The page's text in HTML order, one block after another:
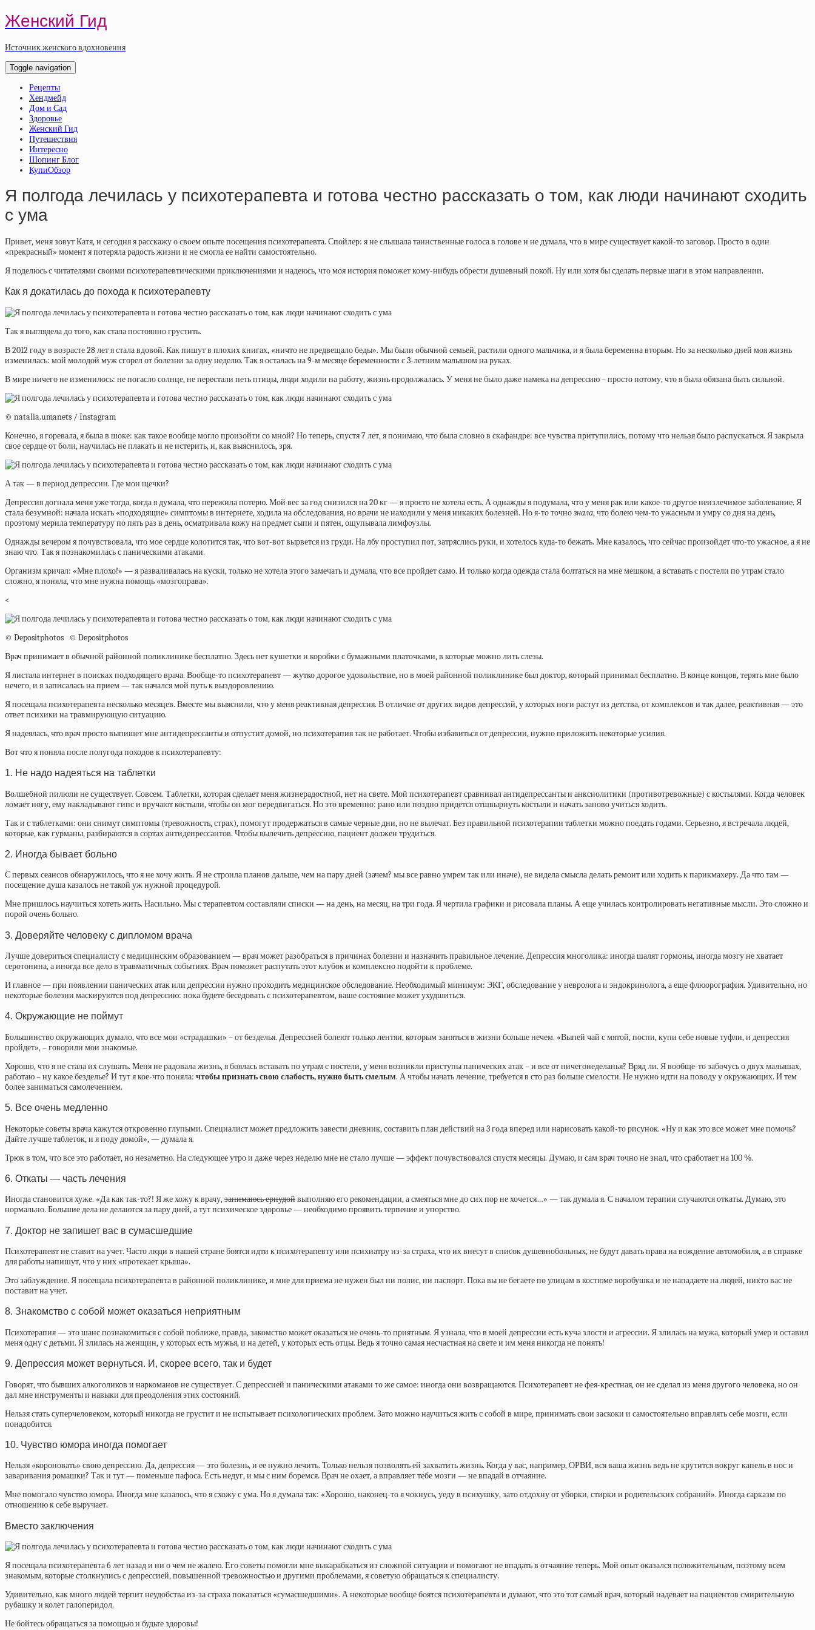
Женский Гид
Источник женского вдохновения
Toggle navigation
Рецепты
Хендмейд
Дом и Сад
Здоровье
Женский Гид
Путешествия
Интересно
Шопинг Блог
КупиОбзор
Я полгода лечилась у психотерапевта и готова честно рассказать о том, как люди начинают сходить
с ума
Привет, меня зовут Катя, и сегодня я расскажу о своем опыте посещения психотерапевта. Спойлер: я не слышала таинственные голоса в голове и не думала, что в мире существует какой-то заговор. Просто в один
«прекрасный» момент я потеряла радость жизни и не смогла ее найти самостоятельно.
Я поделюсь с читателями своими психотерапевтическими приключениями и надеюсь, что моя история поможет кому-нибудь обрести душевный покой. Ну или хотя бы сделать первые шаги в этом направлении.
Как я докатилась до похода к психотерапевту
Так я выглядела до того, как стала постоянно грустить.
В 2012 году в возрасте 28 лет я стала вдовой. Как пишут в плохих книгах, «ничто не предвещало беды». Мы были обычной семьей, растили одного мальчика, и я была беременна вторым. Но за несколько дней моя жизнь
изменилась: мой молодой муж сгорел от болезни за одну неделю. Так я осталась на 9-м месяце беременности с 3-летним малышом на руках.
В мире ничего не изменилось: не погасло солнце, не перестали петь птицы, люди ходили на работу, жизнь продолжалась. У меня не было даже намека на депрессию – просто потому, что я была обязана быть сильной.
© natalia.umanets / Instagram
Конечно, я горевала, я была в шоке: как такое вообще могло произойти со мной? Но теперь, спустя 7 лет, я понимаю, что была словно в скафандре: все чувства притупились, потому что нельзя было распускаться. Я закрыла
свое сердце от боли, научилась не плакать и не истерить, и, как выяснилось, зря.
А так — в период депрессии. Где мои щечки?
Депрессия догнала меня уже тогда, когда я думала, что пережила потерю. Мой вес за год снизился на 20 кг — я просто не хотела есть. А однажды я подумала, что у меня рак или какое-то другое неизлечимое заболевание. Я
стала безумной: начала искать «подходящие» симптомы в интернете, ходила на обследования, но врачи не находили у меня никаких болезней. Но я-то точнознала, что болею чем-то ужасным и умру со дня на день,
проэтому мерила температуру по пять раз в день, осматривала кожу на предмет сыпи и пятен, ощупывала лимфоузлы.
Однажды вечером я почувствовала, что мое сердце колотится так, что вот-вот вырвется из груди. На лбу проступил пот, затряслись руки, и хотелось куда-то бежать. Мне казалось, что сейчас произойдет что-то ужасное, а я не
знаю что. Так я познакомилась с паническими атаками.
Организм кричал: «Мне плохо!» — я разваливалась на куски, только не хотела этого замечать и думала, что все пройдет само. И только когда одежда стала болтаться на мне мешком, а вставать с постели по утрам стало
сложно, я поняла, что мне нужна помощь «мозгоправа».
<
© Depositphotos © Depositphotos
Врач принимает в обычной районной поликлинике бесплатно. Здесь нет кушетки и коробки с бумажными платочками, в которые можно лить слезы.
Я листала интернет в поисках подходящего врача. Вообще-то психотерапевт — жутко дорогое удовольствие, но в моей районной поликлинике был доктор, который принимал бесплатно. В конце концов, терять мне было
нечего, и я записалась на прием — так начался мой путь к выздоровлению.
Я посещала психотерапевта несколько месяцев. Вместе мы выяснили, что у меня реактивная депрессия. В отличие от других видов депрессий, у которых ноги растут из детства, от комплексов и так далее, реактивная — это
ответ психики на травмирующую ситуацию.
Я надеялась, что врач просто выпишет мне антидепрессанты и отпустит домой, но психотерапия так не работает. Чтобы избавиться от депрессии, нужно приложить некоторые усилия.
Вот что я поняла после полугода походов к психотерапевту:
1. Не надо надеяться на таблетки
Волшебной пилюли не существует. Совсем. Таблетки, которая сделает меня жизнерадостной, нет на свете. Мой психотерапевт сравнивал антидепрессанты и анксиолитики (противотревожные) с костылями. Когда человек
ломает ногу, ему накладывают гипс и вручают костыли, чтобы он мог передвигаться. Но это временно: рано или поздно придется отшвырнуть костыли и начать заново учиться ходить.
Так и с таблетками: они снимут симптомы (тревожность, страх), помогут продержаться в самые черные дни, но не вылечат. Без правильной психотерапии таблетки можно поедать годами. Серьезно, я встречала людей,
которые, как гурманы, разбираются в сортах антидепрессантов. Чтобы вылечить депрессию, пациент должен трудиться.
2. Иногда бывает больно
С первых сеансов обнаружилось, что я не хочу жить. Я не строила планов дальше, чем на пару дней (зачем? мы все равно умрем так или иначе), не видела смысла делать ремонт или ходить к парикмахеру. Да что там —
посещение душа казалось не такой уж нужной процедурой.
Мне пришлось научиться хотеть жить. Насильно. Мы с терапевтом составляли списки — на день, на месяц, на три года. Я чертила графики и рисовала планы. А еще училась контролировать негативные мысли. Это сложно и
порой очень больно.
3. Доверяйте человеку с дипломом врача
Лучше довериться специалисту с медицинским образованием — врач может разобраться в причинах болезни и назначить правильное лечение. Депрессия многолика: иногда шалят гормоны, иногда мозгу не хватает
серотонина, а иногда все дело в травматичных событиях. Врач поможет распутать этот клубок и комплексно подойти к проблеме.
И главное — при появлении панических атак или депрессии нужно проходить медицинское обследование. Необходимый минимум: ЭКГ, обследование у невролога и эндокринолога, а еще флюорография. Удивительно, но
некоторые болезни маскируются под депрессию: пока будете беседовать с психотерапевтом, ваше состояние может ухудшиться.
4. Окружающие не поймут
Большинство окружающих думало, что все мои «страдашки» – от безделья. Депрессией болеют только лентяи, которым заняться в жизни больше нечем. «Выпей чай с мятой, поспи, купи себе новые туфли, и депрессия
пройдет», – говорили мои знакомые.
Хорошо, что я не стала их слушать. Меня не радовала жизнь, я боялась вставать по утрам с постели, у меня возникли приступы панических атак – и все от ничегонеделанья? Вряд ли. Я вообще-то забочусь о двух малышах,
работаю – ну какое безделье? И тут я кое-что поняла: чтобы признать свою слабость, нужно быть смелым. А чтобы начать лечение, требуется в сто раз больше смелости. Не нужно идти на поводу у окружающих. И тем
более заниматься самолечением.
5. Все очень медленно
Некоторые советы врача кажутся откровенно глупыми. Специалист может предложить завести дневник, составить план действий на 3 года вперед или нарисовать какой-то рисунок. «Ну и как это все может мне помочь?
Дайте лучше таблеток, и я поду домой», — думала я.
Трюк в том, что все это работает, но незаметно. На следующее утро и даже через неделю мне не стало лучше — эффект почувствовался спустя месяцы. Думаю, и сам врач точно не знал, что сработает на 100 %.
6. Откаты — часть лечения
Иногда становится хуже. «Да как так-то?! Я же хожу к врачу,занимаюсь ернудойвыполняю его рекомендации, а смеяться мне до сих пор не хочется…» — так думала я. С началом терапии случаются откаты. Думаю, это
нормально. Большие дела не делаются за пару дней, а тут психическое здоровье — необходимо проявить терпение и упорство.
7. Доктор не запишет вас в сумасшедшие
Психотерапевт не ставит на учет. Часто люди в нашей стране боятся идти к психотерапевту или психиатру из-за страха, что их внесут в список душевнобольных, не будут давать права на вождение автомобиля, а в справке
для работы напишут, что у них «протекает крыша».
Это заблуждение. Я посещала психотерапевта в районной поликлинике, и мне для приема не нужен был ни полис, ни паспорт. Пока вы не бегаете по улицам в костюме воробушка и не нападаете на людей, никто вас не
поставит на учет.
8. Знакомство с собой может оказаться неприятным
Психотерапия — это шанс познакомиться с собой поближе, правда, закомство может оказаться не очень-то приятным. Я узнала, что в моей депрессии есть куча злости и агрессии. Я злилась на мужа, который умер и оставил
меня одну с детьми. Я злилась на женщин, у которых есть мужья, и на детей, у которых есть отцы. Ведь я точно самая несчастная на свете и им меня никогда не понять!
9. Депрессия может вернуться. И, скорее всего, так и будет
Говорят, что бывших алкоголиков и наркоманов не существует. С депрессией и паническими атаками то же самое: иногда они возвращаются. Психотерапевт не фея-крестная, он не сделал из меня другого человека, но он
дал мне инструменты и навыки для преодоления этих состояний.
Нельзя стать суперчеловеком, который никогда не грустит и не испытывает психологических проблем. Зато можно научиться жить с собой в мире, принимать свои заскоки и самостоятельно вправлять себе мозги, если
понадобится.
10. Чувство юмора иногда помогает
Нельзя «короновать» свою депрессию. Да, депрессия — это болезнь, и ее нужно лечить. Только нельзя позволять ей захватить жизнь. Когда у вас, например, ОРВИ, вся ваша жизнь ведь не крутится вокруг капель в нос и
заваривания ромашки? Так и тут — поменьше пафоса. Есть недуг, и мы с ним боремся. Врач не охает, а вправляет тебе мозги — не впадай в отчаяние.
Мне помогало чувство юмора. Иногда мне казалось, что я схожу с ума. Но я думала так: «Хорошо, наконец-то я чокнусь, уеду в психушку, зато отдохну от уборки, стирки и родительских собраний». Иногда сарказм по
отношению к себе выручает.
Вместо заключения
Я посещала психотерапевта 6 лет назад и ни о чем не жалею. Его советы помогли мне выкарабкаться из сложной ситуации и помогают не впадать в отчаяние теперь. Мой опыт оказался положительным, поэтому всем
знакомым, которые столкнулись с депрессией, повышенной тревожностью и другими проблемами, я советую обращаться к специалисту.
Удивительно, как много людей терпит неудобства из-за страха показаться «сумасшедшими». А некоторые вообще боятся психотерапевта и думают, что это тот самый врач, который надевает на пациентов смирительную
рубашку и колет галоперидол.
Не бойтесь обращаться за помощью и будьте здоровы!